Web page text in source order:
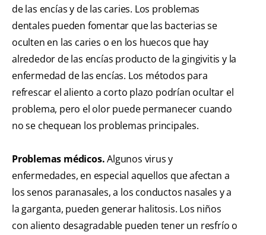
de las encías y de las caries. Los problemas
dentales pueden fomentar que las bacterias se
oculten en las caries o en los huecos que hay
alrededor de las encías producto de la gingivitis y la
enfermedad de las encías. Los métodos para
refrescar el aliento a corto plazo podrían ocultar el
problema, pero el olor puede permanecer cuando
no se chequean los problemas principales.
Problemas médicos.Algunos virus y
enfermedades, en especial aquellos que afectan a
los senos paranasales, a los conductos nasales y a
la garganta, pueden generar halitosis. Los niños
con aliento desagradable pueden tener un resfrío o